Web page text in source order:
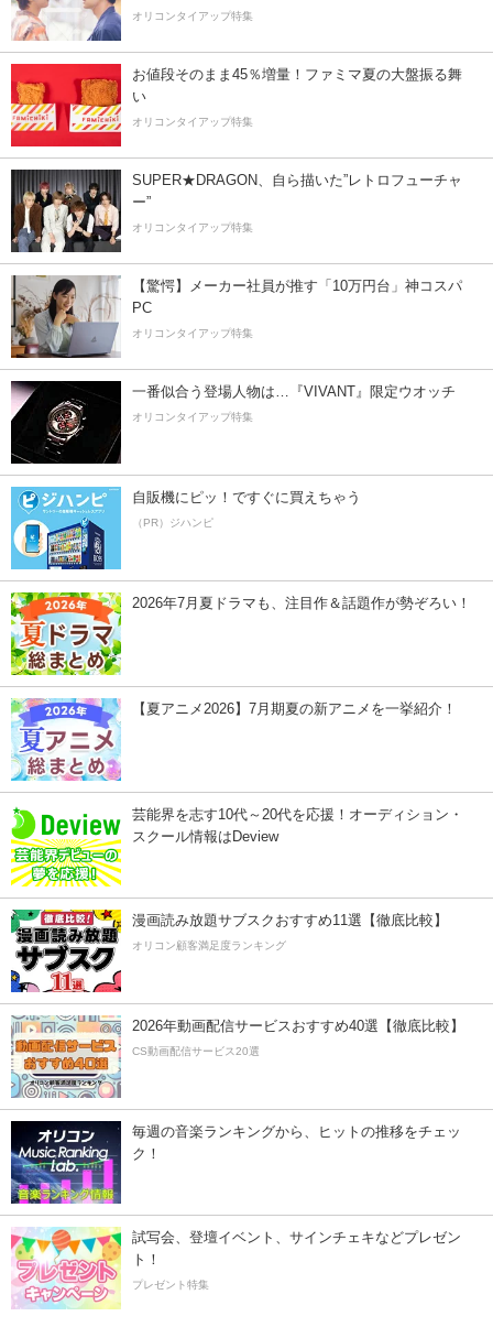
オリコンタイアップ特集
お値段そのまま45％増量！ファミマ夏の大盤振る舞
い
オリコンタイアップ特集
SUPER★DRAGON、自ら描いた”レトロフューチャ
ー”
オリコンタイアップ特集
【驚愕】メーカー社員が推す「10万円台」神コスパ
PC
オリコンタイアップ特集
一番似合う登場人物は…『VIVANT』限定ウオッチ
オリコンタイアップ特集
自販機にピッ！ですぐに買えちゃう
（PR）ジハンピ
2026年7月夏ドラマも、注目作＆話題作が勢ぞろい！
【夏アニメ2026】7月期夏の新アニメを一挙紹介！
芸能界を志す10代～20代を応援！オーディション・
スクール情報はDeview
漫画読み放題サブスクおすすめ11選【徹底比較】
オリコン顧客満足度ランキング
2026年動画配信サービスおすすめ40選【徹底比較】
CS動画配信サービス20選
毎週の音楽ランキングから、ヒットの推移をチェッ
ク！
試写会、登壇イベント、サインチェキなどプレゼン
ト！
プレゼント特集